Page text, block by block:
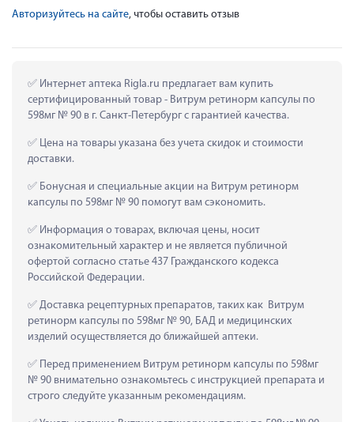
Авторизуйтесь на сайте, чтобы оставить отзыв
Интернет аптека Rigla.ru предлагает вам купить
сертифицированный товар - Витрум ретинорм капсулы по
598мг № 90 в г. Санкт-Петербург с гарантией качества.
Цена на товары указана без учета скидок и стоимости
доставки.
Бонусная и специальные акции на Витрум ретинорм
капсулы по 598мг № 90 помогут вам сэкономить.
Информация о товарах, включая цены, носит
ознакомительный характер и не является публичной
офертой согласно статье 437 Гражданского кодекса
Российской Федерации.
Доставка рецептурных препаратов, таких как  Витрум
ретинорм капсулы по 598мг № 90, БАД и медицинских
изделий осуществляется до ближайшей аптеки.
Перед применением Витрум ретинорм капсулы по 598мг
№ 90 внимательно ознакомьтесь с инструкцией препарата и
строго следуйте указанным рекомендациям.